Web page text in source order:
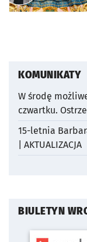
KOMUNIKATY
W środę
czwartku.
15-letnia
| AKTUALIZACJA
BIULETYN